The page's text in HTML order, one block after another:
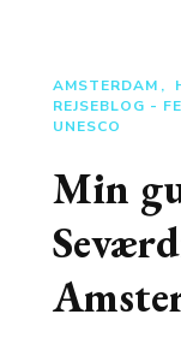
AMSTERDAM
REJSEBLOG -
UNESCO
Min